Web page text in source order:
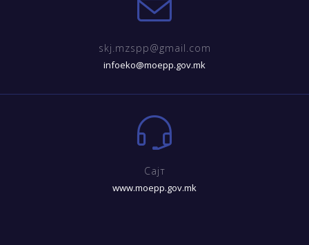
skj.mzspp@gmail.com
infoeko@moepp.gov.mk
Сајт
www.moepp.gov.mk